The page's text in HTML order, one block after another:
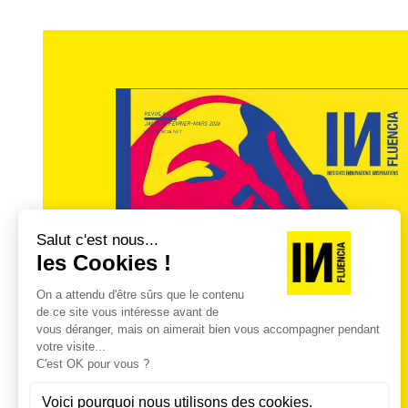
opportunité offerte sans nul doute par
La décision d’optimiser encore plus les
mieux pour des marques dont on se
n’implique pas l’invention de nouvelles
5) Utilisez la résonance émotionnelle pour
En tant qu’humains, nous réagissons
Daniel Kahneman l’a dit dans son best-
Système 2 respectivement. Nous
inconsciemment – au niveau
En tant que telle, la publicité est
passerelle en quelque sorte.